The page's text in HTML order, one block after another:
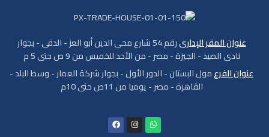
عنوان المقر الإدارى
رقم 54 شارع محى الدين أبو العز - الدقى - بجوار
نادى الصيد - الجيزة - مصر - من الأحد للخميس من 9 ص حتى 5 م
عنوان الفرعمول البستان - الدور الأول - بجوار شركة العمار - وسط البلد -
القاهرة - مصر - يوميا من 11ص حتى 10م